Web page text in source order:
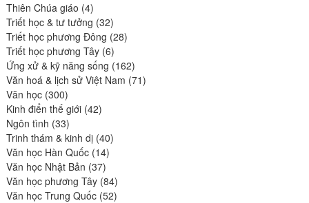
Thiên Chúa giáo 44
produits
Triết học & tư tưởng 3232
produits
Triết học phương Đông 2828
Triết học phương Tây 66
produits
Ứng xử & kỹ năng sống 162162
produits
Văn hoá & lịch sử Việt Nam 7171
Văn học 300300
produits
Kinh điển thế giới 4242
Ngôn tình 3333
produits
Trinh thám & kinh dị 4040
Văn học Hàn Quốc 1414
produits
Văn học Nhật Bản 3737
produits
Văn học phương Tây 8484
produits
Văn học Trung Quốc 5252